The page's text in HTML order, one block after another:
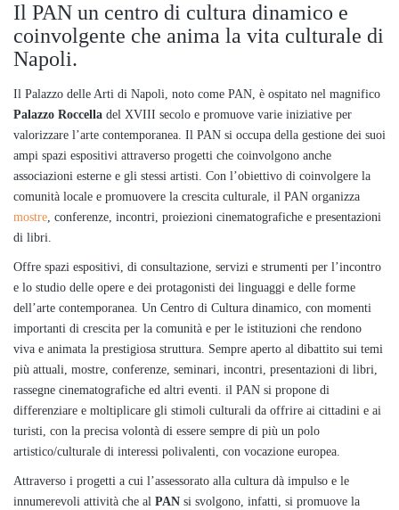
Il PAN un centro di cultura dinamico e
coinvolgente che anima la vita culturale di
Napoli.
Il Palazzo delle Arti di Napoli, noto come PAN, è ospitato nel magnifico
Palazzo Roccella del XVIII secolo e promuove varie iniziative per
valorizzare l’arte contemporanea. Il PAN si occupa della gestione dei suoi
ampi spazi espositivi attraverso progetti che coinvolgono anche
associazioni esterne e gli stessi artisti. Con l’obiettivo di coinvolgere la
comunità locale e promuovere la crescita culturale, il PAN organizza
mostre, conferenze, incontri, proiezioni cinematografiche e presentazioni
di libri.
Offre spazi espositivi, di consultazione, servizi e strumenti per l’incontro
e lo studio delle opere e dei protagonisti dei linguaggi e delle forme
dell’arte contemporanea. Un Centro di Cultura dinamico, con momenti
importanti di crescita per la comunità e per le istituzioni che rendono
viva e animata la prestigiosa struttura. Sempre aperto al dibattito sui temi
più attuali, mostre, conferenze, seminari, incontri, presentazioni di libri,
rassegne cinematografiche ed altri eventi. il PAN si propone di
differenziare e moltiplicare gli stimoli culturali da offrire ai cittadini e ai
turisti, con la precisa volontà di essere sempre di più un polo
artistico/culturale di interessi polivalenti, con vocazione europea.
Attraverso i progetti a cui l’assessorato alla cultura dà impulso e le
innumerevoli attività che al PAN si svolgono, infatti, si promuove la